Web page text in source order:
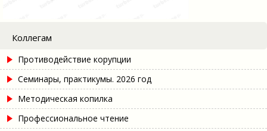
Коллегам
Противодействие корупции
Семинары, практикумы. 2026 год
Методическая копилка
Профессиональное чтение